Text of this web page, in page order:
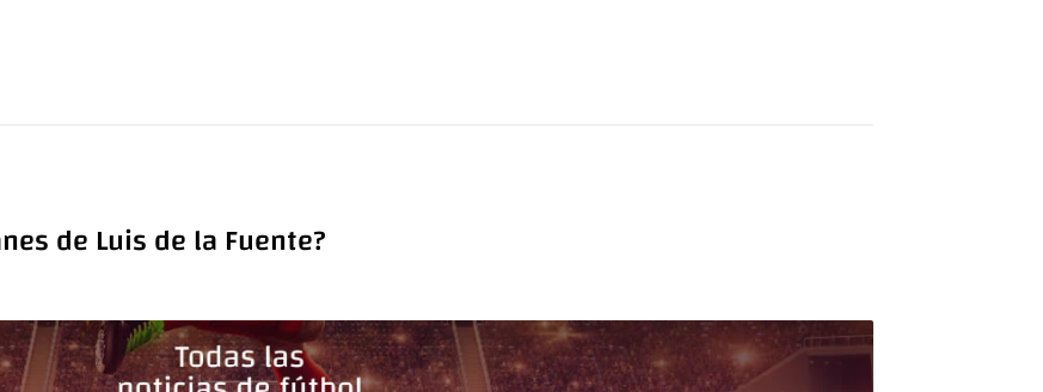
de Luis de la Fuente?